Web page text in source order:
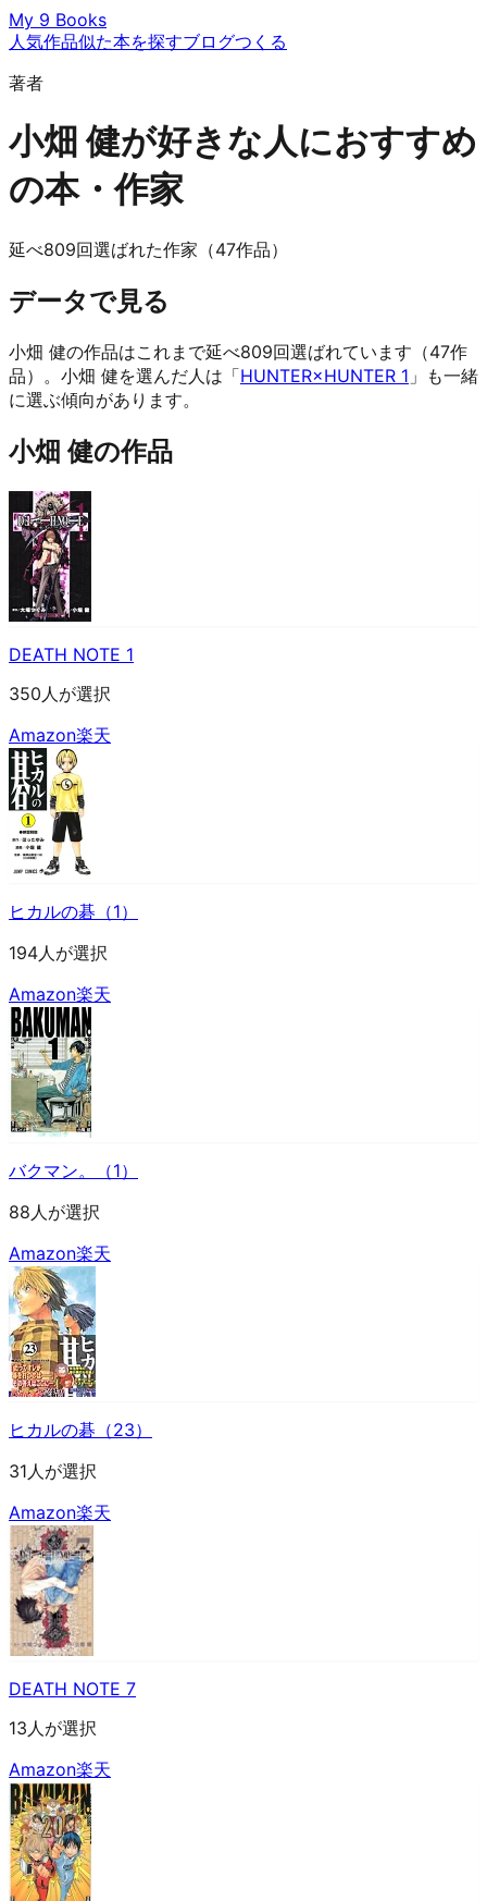
My 9 Books
人気作品似た本を探すブログつくる
著者
小畑 健が好きな人におすすめ
の本・作家
延べ809回選ばれた作家（47作品）
データで見る
小畑 健の作品はこれまで延べ809回選ばれています（47作
品）。小畑 健を選んだ人は「HUNTER×HUNTER 1 」も一緒
に選ぶ傾向があります。
小畑 健の作品
DEATH NOTE 1
350人が選択
Amazon楽天
ヒカルの碁（1）
194人が選択
Amazon楽天
バクマン。（1）
88人が選択
Amazon楽天
ヒカルの碁（23）
31人が選択
Amazon楽天
DEATH NOTE 7
13人が選択
Amazon楽天